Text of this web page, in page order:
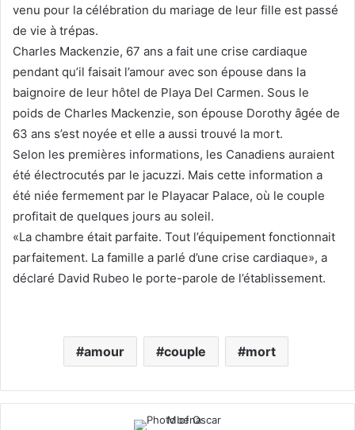
m
i
l
venu pour la célébration du mariage de leur fille est passé
de vie à trépas.
Charles Mackenzie, 67 ans a fait une crise cardiaque
pendant qu’il faisait l’amour avec son épouse dans la
baignoire de leur hôtel de Playa Del Carmen. Sous le
poids de Charles Mackenzie, son épouse Dorothy âgée de
63 ans s’est noyée et elle a aussi trouvé la mort.
Selon les premières informations, les Canadiens auraient
été électrocutés par le jacuzzi. Mais cette information a
été niée fermement par le Playacar Palace, où le couple
profitait de quelques jours au soleil.
«La chambre était parfaite. Tout l’équipement fonctionnait
parfaitement. La famille a parlé d’une crise cardiaque», a
déclaré David Rubeo le porte-parole de l’établissement.
amour couple mort